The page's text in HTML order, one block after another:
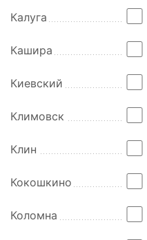
Калуга
Кашира
Киевский
Климовск
Клин
Кокошкино
Коломна